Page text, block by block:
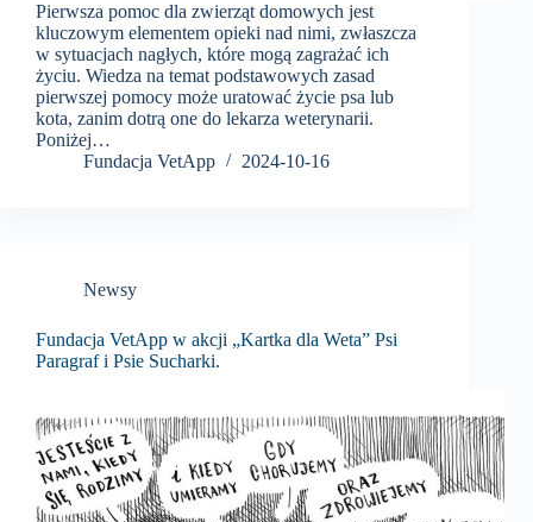
Pierwsza pomoc dla zwierząt domowych jest
kluczowym elementem opieki nad nimi, zwłaszcza
w sytuacjach nagłych, które mogą zagrażać ich
życiu. Wiedza na temat podstawowych zasad
pierwszej pomocy może uratować życie psa lub
kota, zanim dotrą one do lekarza weterynarii.
Poniżej…
Fundacja VetApp
2024-10-16
Newsy
Fundacja VetApp w akcji „Kartka dla Weta” Psi
Paragraf i Psie Sucharki.